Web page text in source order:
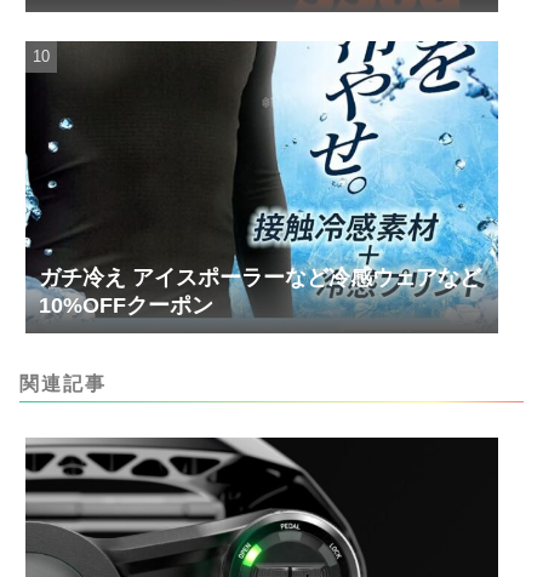
円！
ガチ冷え アイスポーラーなど冷感ウェアなど
10%OFFクーポン
関連記事